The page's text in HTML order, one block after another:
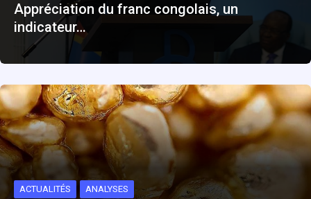
Appréciation du franc congolais, un
indicateur…
ACTUALITÉS ANALYSES